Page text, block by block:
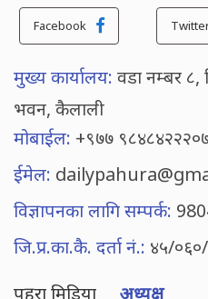
Facebook
मुख्य कार्यालय: वडा नम्बर
भवन, कैलाली
मोबाईल: +९७७
ईमेल:
विज्ञापनका लागि सम्पर्क:
जि.प्र.का.कै. दर्ता नं.: ४५/
पहुरा मिडिया
अध्यक्ष